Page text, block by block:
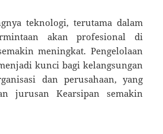
teknologi, terutama dalam
akan profesional di
meningkat. Pengelolaan
kunci bagi kelangsungan
dan perusahaan, yang
jurusan Kearsipan semakin